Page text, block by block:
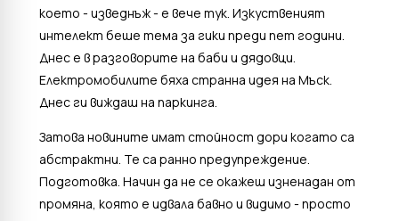
което - изведнъж - е вече тук. Изкуственият
интелект беше тема за гики преди пет години.
Днес е в разговорите на баби и дядовци.
Електромобилите бяха странна идея на Мъск.
Днес ги виждаш на паркинга.
Затова новините имат стойност дори когато са
абстрактни. Те са ранно предупреждение.
Подготовка. Начин да не се окажеш изненадан от
промяна, която е идвала бавно и видимо - просто